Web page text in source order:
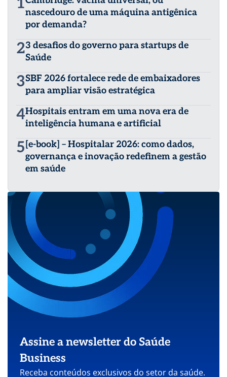
1nascedouro de uma máquina antigênica
por demanda?
23 desafios do governo para startups de
Saúde
3SBF 2026 fortalece rede de embaixadores
para ampliar visão estratégica
4Hospitais entram em uma nova era de
inteligência humana e artificial
5 [e-book] – Hospitalar 2026: como dados,
governança e inovação redefinem a gestão
em saúde
Assine a newsletter do Saúde
Business
Receba conteúdos exclusivos do setor da saúde.